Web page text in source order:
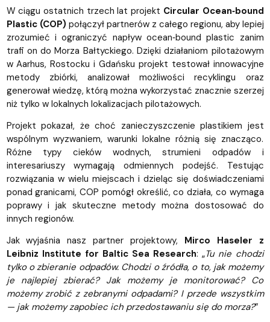
W ciągu ostatnich trzech lat projekt Circular Ocean‑bound
Plastic (COP) połączył partnerów z całego regionu, aby lepiej
zrozumieć i ograniczyć napływ ocean‑bound plastic zanim
trafi on do Morza Bałtyckiego. Dzięki działaniom pilotażowym
w Aarhus, Rostocku i Gdańsku projekt testował innowacyjne
metody zbiórki, analizował możliwości recyklingu oraz
generował wiedzę, którą można wykorzystać znacznie szerzej
niż tylko w lokalnych lokalizacjach pilotażowych.
Projekt pokazał, że choć zanieczyszczenie plastikiem jest
wspólnym wyzwaniem, warunki lokalne różnią się znacząco.
Różne typy cieków wodnych, strumieni odpadów i
interesariuszy wymagają odmiennych podejść. Testując
rozwiązania w wielu miejscach i dzieląc się doświadczeniami
ponad granicami, COP pomógł określić, co działa, co wymaga
poprawy i jak skuteczne metody można dostosować do
innych regionów.
Jak wyjaśnia nasz partner projektowy, Mirco Haseler z
Leibniz Institute for Baltic Sea Research: „Tu nie chodzi
tylko o zbieranie odpadów. Chodzi o źródła, o to, jak możemy
je najlepiej zbierać? Jak możemy je monitorować? Co
możemy zrobić z zebranymi odpadami? I przede wszystkim
— jak możemy zapobiec ich przedostawaniu się do morza?”